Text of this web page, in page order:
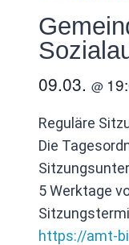
09.03. @
Reguläre
Die
5 Werktage
https://amt-